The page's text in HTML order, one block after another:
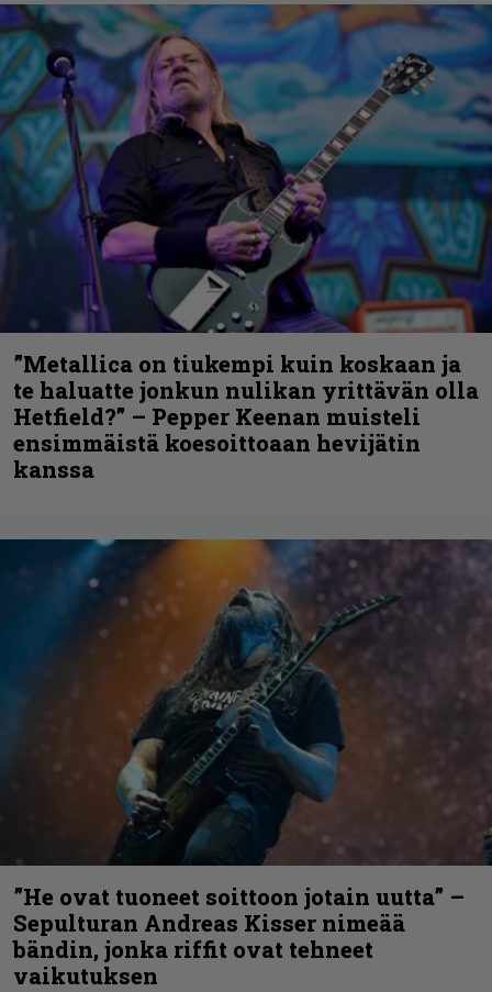
”Metallica on tiukempi kuin koskaan ja
te haluatte jonkun nulikan yrittävän olla
Hetfield?” – Pepper Keenan muisteli
ensimmäistä koesoittoaan hevijätin
kanssa
”He ovat tuoneet soittoon jotain uutta” –
Sepulturan Andreas Kisser nimeää
bändin, jonka riffit ovat tehneet
vaikutuksen